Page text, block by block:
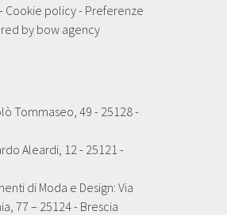
- Cookie policy- Preferenze
bybow agency
Tommaseo, 49 - 25128 -
Aleardi, 12 - 25121 -
di Moda e Design: Via
77 – 25124 - Brescia